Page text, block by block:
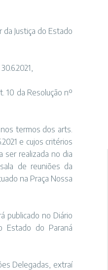
da Justiça do Estado
10 da Resolução nº
termos dos arts.
e cujos critérios
ser realizada no dia
de reuniões da
na Praça Nossa
publicado no Diário
Estado do Paraná
Delegadas, extraí